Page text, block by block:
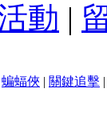
動 |
蝙蝠俠 | 關鍵追擊